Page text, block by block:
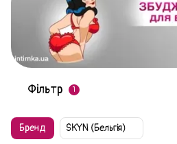
Фільтр 1
Бренд SKYN (Бельгія)